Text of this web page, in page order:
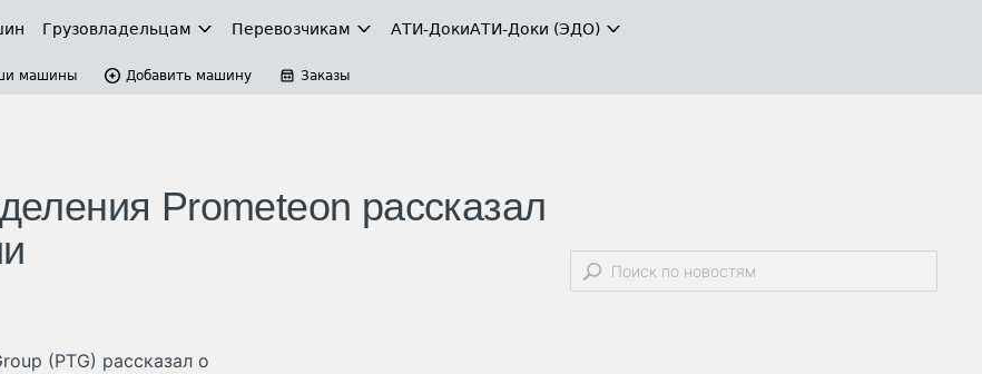
Грузовладельцам Перевозчикам АТИ-ДокиАТИ-Доки (ЭДО)
машины Добавить машину Заказы
Prometeon рассказал
(PTG) рассказал о